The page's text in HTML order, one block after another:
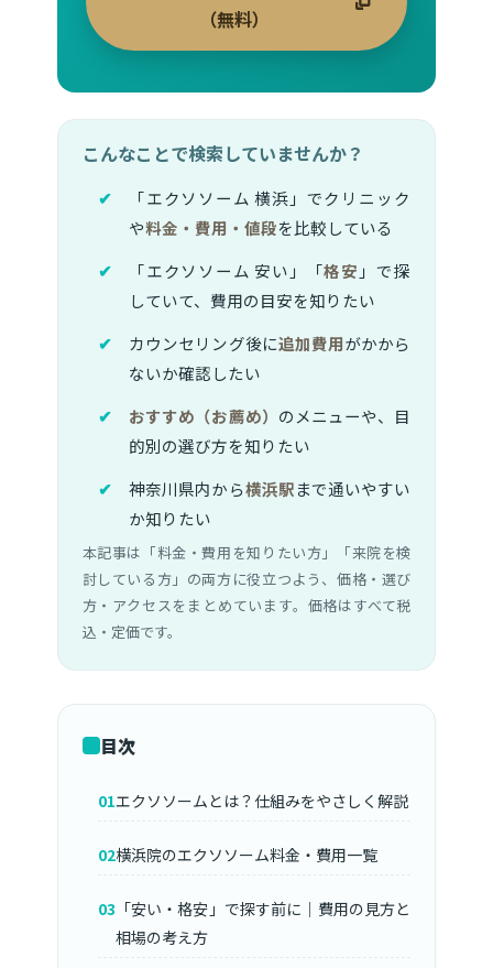
（無料）
こんなことで検索していませんか？
「エクソソーム 横浜」でクリニック
や料金・費用・値段を比較している
「エクソソーム 安い」「格安 」で探
していて、費用の目安を知りたい
カウンセリング後に追加費用がかから
ないか確認したい
おすすめ（お薦め） のメニューや、目
的別の選び方を知りたい
神奈川県内から横浜駅まで通いやすい
か知りたい
本記事は「料金・費用を知りたい方」「来院を検
討している方」の両方に役立つよう、価格・選び
方・アクセスをまとめています。価格はすべて税
込・定価です。
目次
エクソソームとは？仕組みをやさしく解説
横浜院のエクソソーム料金・費用一覧
「安い・格安」で探す前に｜費用の見方と
相場の考え方